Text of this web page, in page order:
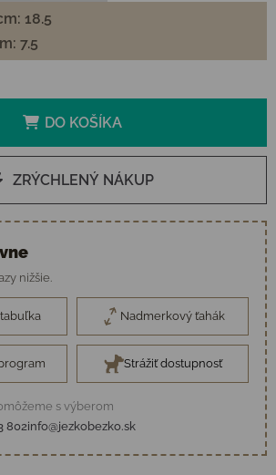
18.5
7.5
DO KOŠÍKA
ZRÝCHLENÝ NÁKUP
nižšie.
Nadmerkový ťahák
Strážiť dostupnosť
s výberom
802info@jezkobezko.sk